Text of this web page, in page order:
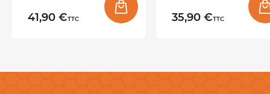
couteaux garantissent une prise en main confortable et une
41,90 €TTC 35,90 €TTC